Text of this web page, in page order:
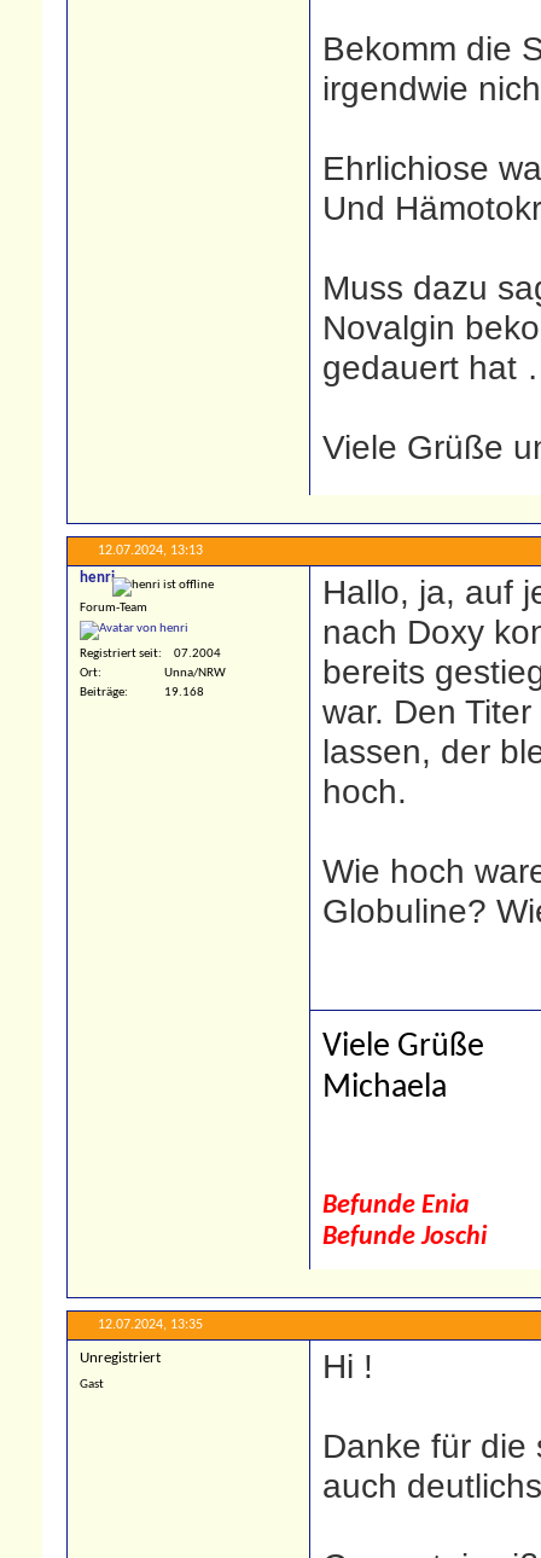
Bekomm die
irgendwie
Ehrlichiose
Und
Muss dazu
Novalgin
gedauert hat
Viele Grüße
12.07.2024, 13:13
henri
Forum-Team
Registriert seit
07.2004
Ort
Unna/NRW
Beiträge
19.168
Hallo, ja, auf
nach Doxy
bereits
war. Den
lassen, der
hoch.
Wie hoch
Globuline?
Viele Grüße
Michaela
Befunde Enia
Befunde Joschi
12.07.2024, 13:35
Unregistriert
Gast Hi !
Danke für die
auch